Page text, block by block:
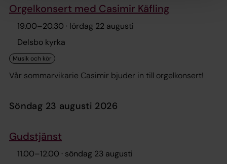
Orgelkonsert med Casimir Käfling
19.00–20.30 · lördag 22 augusti
Delsbo kyrka
Vår sommarvikarie Casimir bjuder in till orgelkonsert!
söndag 23 augusti 2026
Gudstjänst
11.00–12.00 · söndag 23 augusti